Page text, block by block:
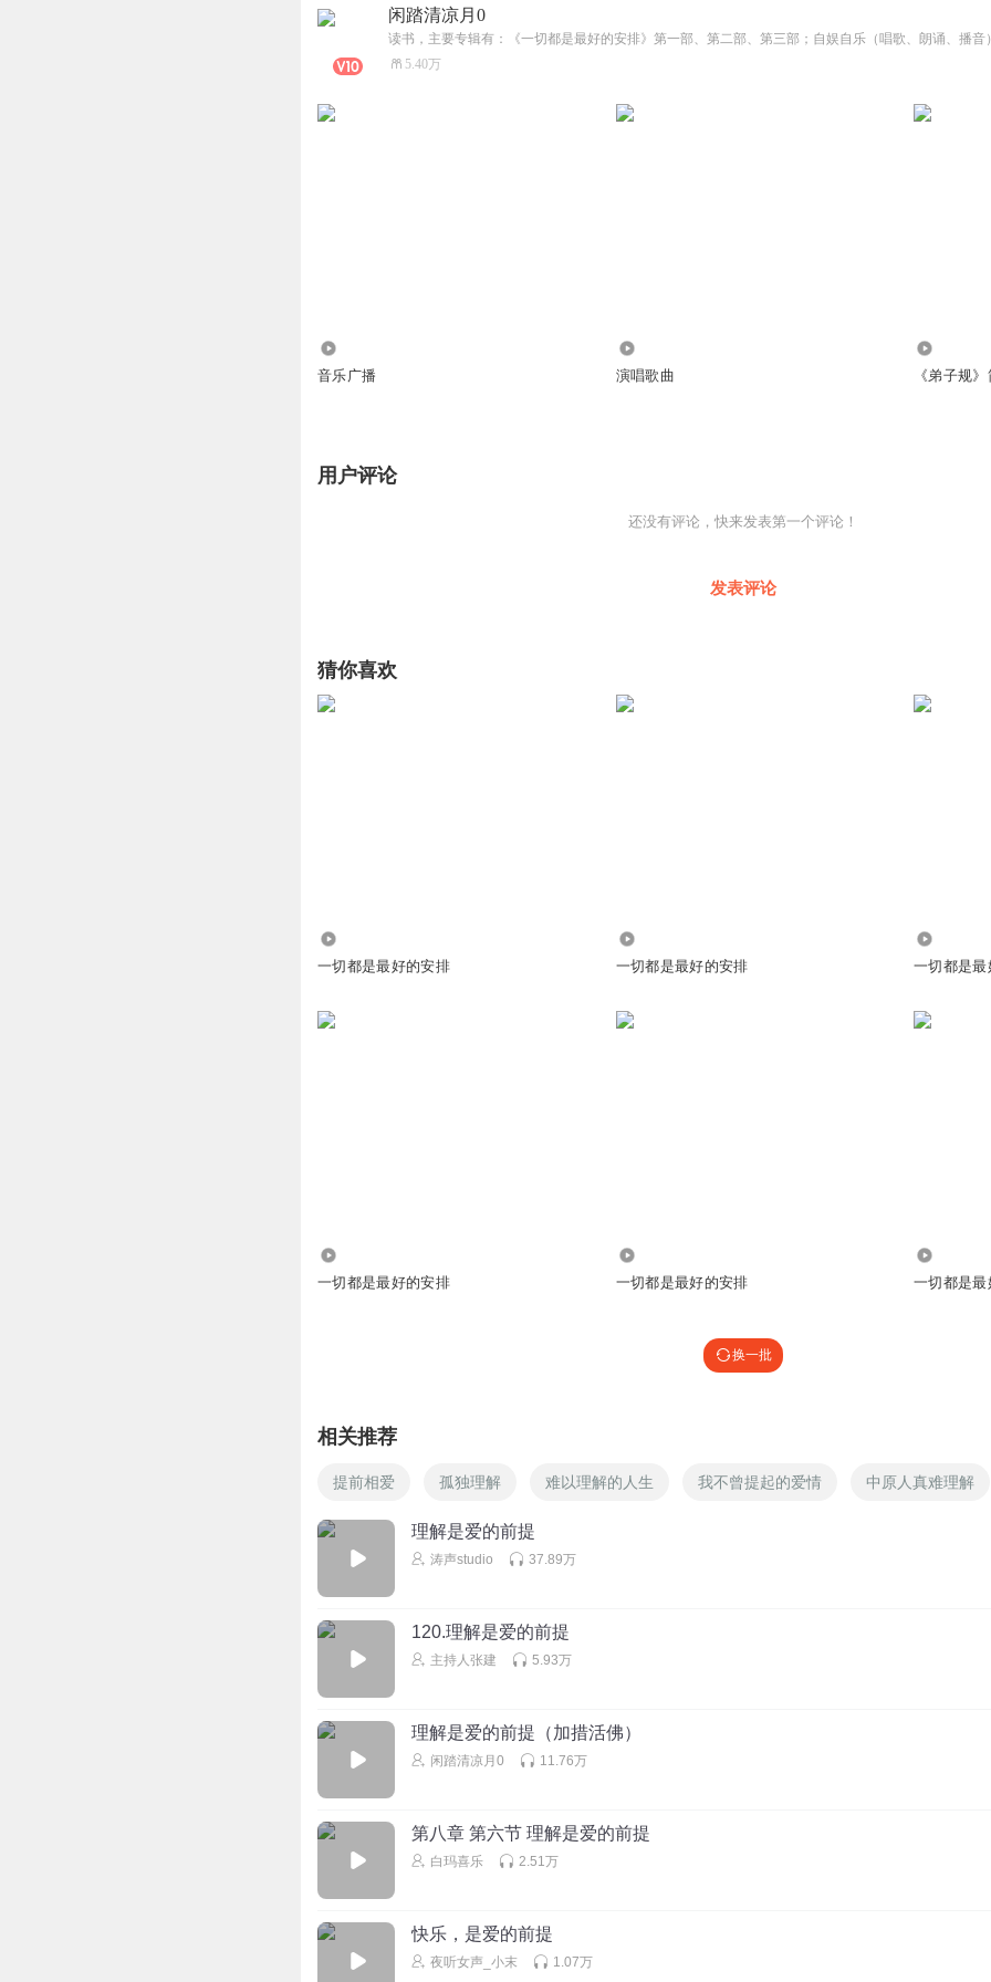
闲踏清凉月0
读书，主要专辑有：《一切都是最好的安排》第一部、第二部、第三部；自娱自乐（唱歌、朗诵、播音
5.40万
音乐广播 演唱歌曲 《弟子规
用户评论
还没有评论，快来发表第一个评论！
发表评论
猜你喜欢
一切都是最好的安排 一切都是最好的安排 一切都是
一切都是最好的安排 一切都是最好的安排 一切都是
换一批
相关推荐
提前相爱 孤独理解 难以理解的人生 我不曾提起的爱情 中原人真难理解
理解是爱的前提
涛声studio 37.89万
120.理解是爱的前提
主持人张建 5.93万
理解是爱的前提（加措活佛）
闲踏清凉月0 11.76万
第八章 第六节 理解是爱的前提
白玛喜乐 2.51万
快乐，是爱的前提
夜听女声_小末 1.07万